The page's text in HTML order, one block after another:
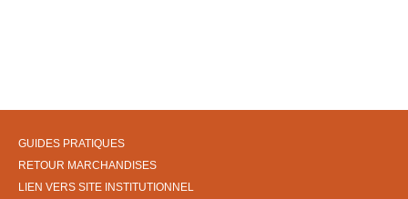
GUIDES PRATIQUES
RETOUR MARCHANDISES
LIEN VERS SITE INSTITUTIONNEL